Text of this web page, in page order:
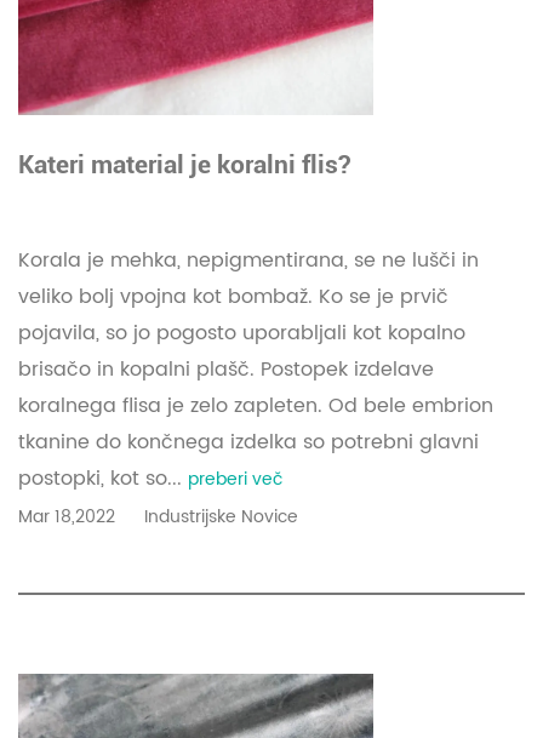
Kateri material je koralni flis?
Korala je mehka, nepigmentirana, se ne lušči in
veliko bolj vpojna kot bombaž. Ko se je prvič
pojavila, so jo pogosto uporabljali kot kopalno
brisačo in kopalni plašč. Postopek izdelave
koralnega flisa je zelo zapleten. Od bele embrion
tkanine do končnega izdelka so potrebni glavni
postopki, kot so... preberi več
Mar 18,2022
Industrijske Novice